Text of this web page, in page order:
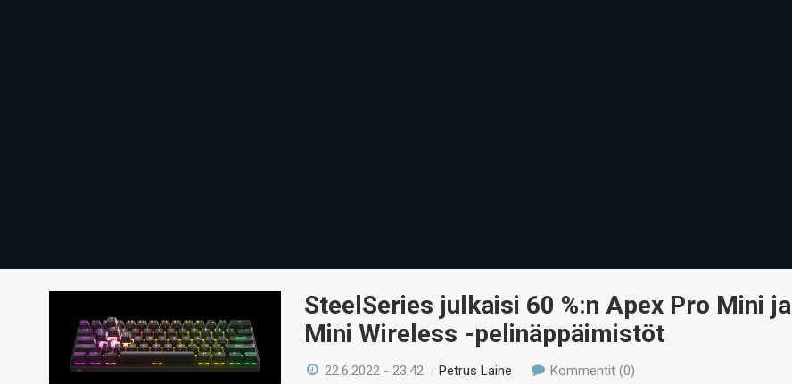
SteelSeries julkaisi 60 %:n Apex Pro Mini ja
Mini Wireless -pelinäppäimistöt
22.6.2022 - 23:42 /Petrus Laine Kommentit (0)